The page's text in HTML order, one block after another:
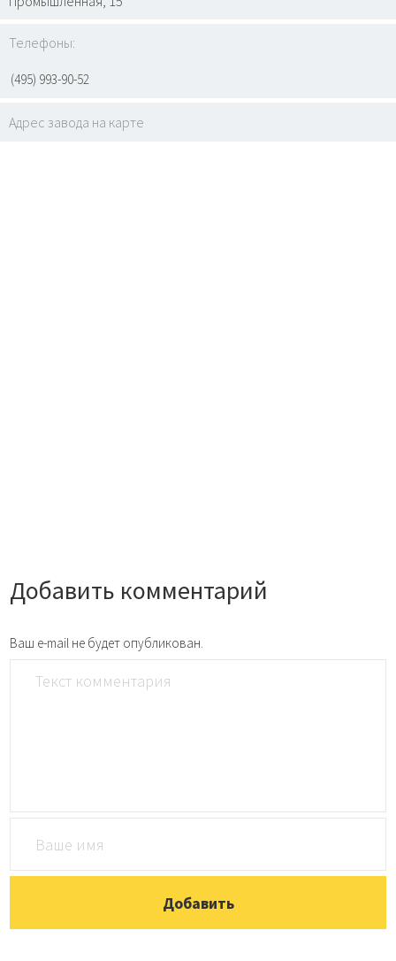
Телефоны:
(495) 993-90-52
Адрес завода на карте
Добавить комментарий
Ваш e-mail не будет опубликован.